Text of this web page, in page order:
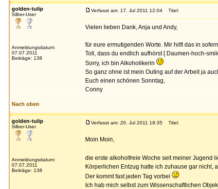
golden-tulip
Silber-User
Anmeldungsdatum:
07.07.2011
Beiträge: 138
Verfasst am: 17. Jul 2011 12:04 Titel:
Vielen lieben Dank, Anja und Andy,
für eure ermutigenden Worte. Mir hilft das in
Toll, dass du endlich aufhörst [ Daumen-hoch-
Sorry, ich bin Alkoholikerin
So ganz ohne ist mein Outing auf der Arbeit ja
Euch einen schönen Sonntag,
Conny
Nach oben
golden-tulip
Silber-User
Anmeldungsdatum:
07.07.2011
Beiträge: 138
Verfasst am: 20. Jul 2011 18:35 Titel:
Moin Moin,
die erste alkoholfreie Woche seit meiner Jugend
Körperlichen Entzug hatte ich zuhause gar nicht,
Der kommt fast jeden Tag vorbei
Ich hab mich selbst zum Wissenschaftlichen